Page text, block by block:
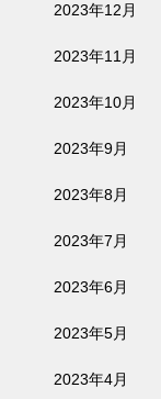
2023年12月
2023年11月
2023年10月
2023年9月
2023年8月
2023年7月
2023年6月
2023年5月
2023年4月